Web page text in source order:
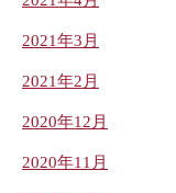
2021年3月
2021年2月
2020年12月
2020年11月